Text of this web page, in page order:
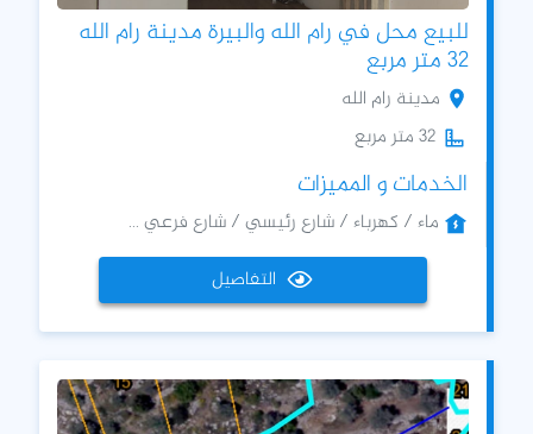
للبيع محل في رام الله والبيرة مدينة رام الله
32 متر مربع
مدينة رام الله
32 متر مربع
الخدمات و المميزات
ماء / كهرباء / شارع رئيسي / شارع فرعي ...
التفاصيل